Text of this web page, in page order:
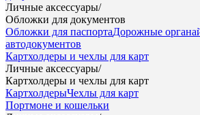
Личные аксессуары/
Обложки для документов
Обложки для паспортаДорожные
автодокументов
Картхолдеры и чехлы для карт
Личные аксессуары/
Картхолдеры и чехлы для карт
КартхолдерыЧехлы для карт
Портмоне и кошельки